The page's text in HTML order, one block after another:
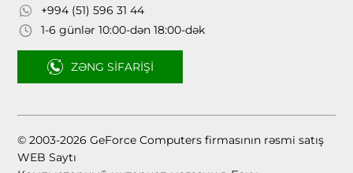
+994 (51) 596 31 44
1-6 günlər 10:00-dən 18:00-dək
ZƏNG SIFARIŞI
© 2003-2026 GeForce Computers firmasının rəsmi satış
WEB Saytı